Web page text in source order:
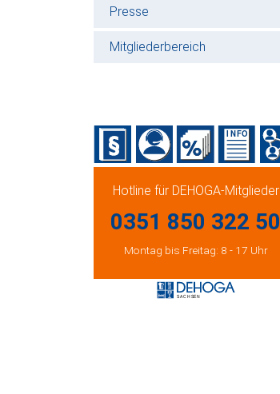
Presse
Mitgliederbereich
Hotline für DEHOGA-Mitglieder
0351 850 322 50
Montag bis Freitag: 8 - 17 Uhr